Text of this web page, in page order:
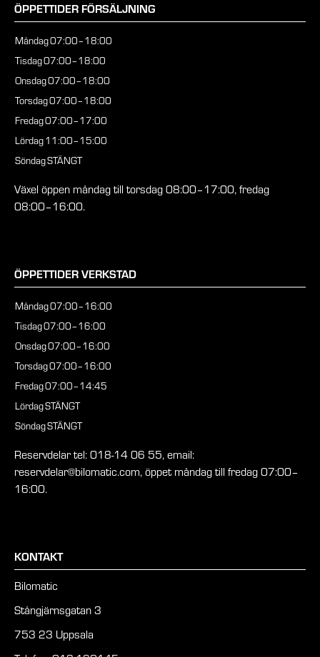
ÖPPETTIDER FÖRSÄLJNING
Måndag07:00–18:00
Tisdag07:00–18:00
Onsdag07:00–18:00
Torsdag07:00–18:00
Fredag07:00–17:00
Lördag11:00–15:00
SöndagSTÄNGT
Växel öppen måndag till torsdag 08:00–17:00, fredag
08:00–16:00.
ÖPPETTIDER VERKSTAD
Måndag07:00–16:00
Tisdag07:00–16:00
Onsdag07:00–16:00
Torsdag07:00–16:00
Fredag07:00–14:45
LördagSTÄNGT
SöndagSTÄNGT
Reservdelar tel: 018-14 06 55, email:
reservdelar@bilomatic.com, öppet måndag till fredag 07:00–
16:00.
KONTAKT
Bilomatic
Stångjärnsgatan 3
753 23 Uppsala